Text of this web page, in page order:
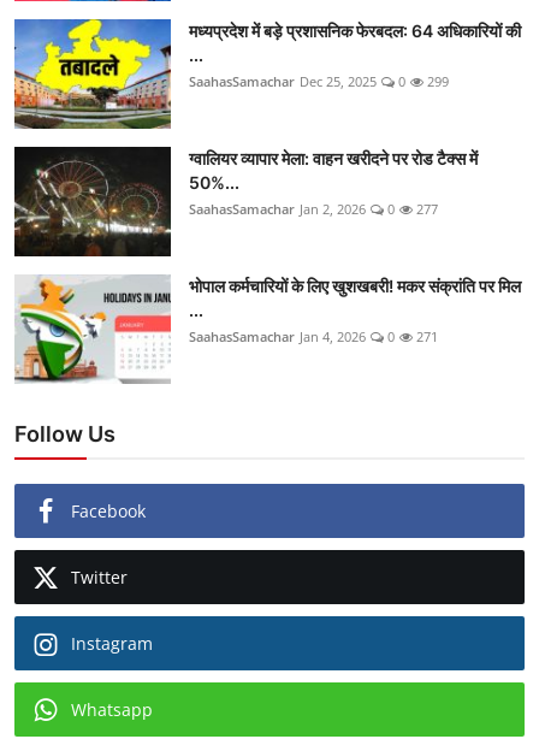
मध्यप्रदेश में बड़े प्रशासनिक फेरबदल: 64 अधिकारियों की
...
SaahasSamachar Dec 25, 2025 0 299
ग्वालियर व्यापार मेला: वाहन खरीदने पर रोड टैक्स में
50%...
SaahasSamachar Jan 2, 2026 0 277
भोपाल कर्मचारियों के लिए खुशखबरी! मकर संक्रांति पर मिल
...
SaahasSamachar Jan 4, 2026 0 271
Follow Us
Facebook
Twitter
Instagram
Whatsapp